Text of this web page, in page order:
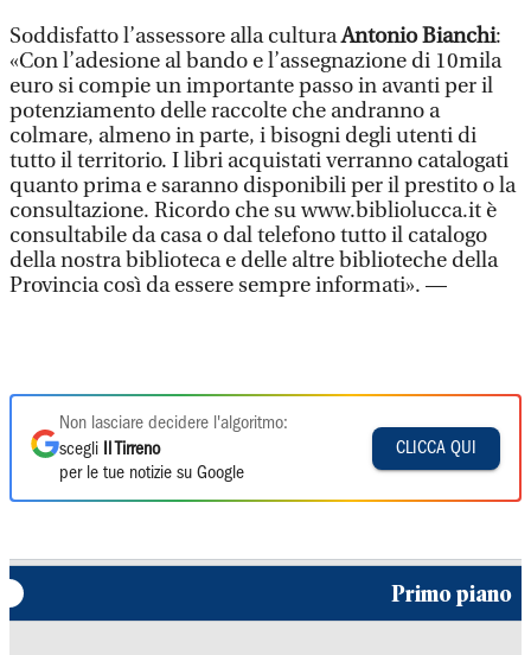
Soddisfatto l’assessore alla culturaAntonio Bianchi:
«Con l’adesione al bando e l’assegnazione di 10mila
euro si compie un importante passo in avanti per il
potenziamento delle raccolte che andranno a
colmare, almeno in parte, i bisogni degli utenti di
tutto il territorio. I libri acquistati verranno catalogati
quanto prima e saranno disponibili per il prestito o la
consultazione. Ricordo che su www.bibliolucca.it è
consultabile da casa o dal telefono tutto il catalogo
della nostra biblioteca e delle altre biblioteche della
Provincia così da essere sempre informati». —
Non lasciare decidere l'algoritmo:
scegli
Il Tirreno
per le tue notizie su Google
CLICCA QUI
Primo piano